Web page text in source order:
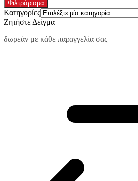
Φιλτράρισμα
Κατηγορίες
Ζητήστε Δείγμα
δωρεάν με κάθε παραγγελία σας